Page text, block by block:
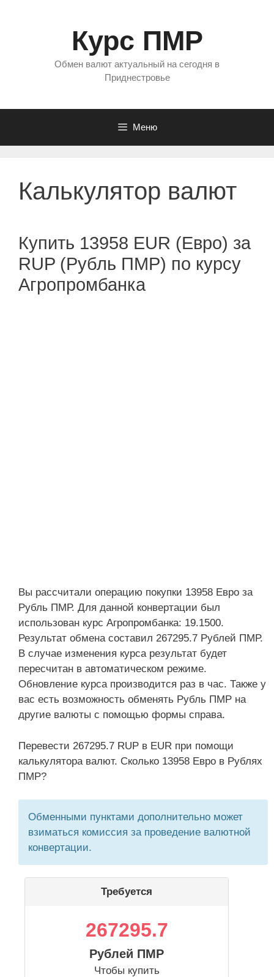
Курс ПМР
Обмен валют актуальный на сегодня в
Приднестровье
Меню
Калькулятор валют
Купить 13958 EUR (Евро) за
RUP (Рубль ПМР) по курсу
Агропромбанка
Вы рассчитали операцию покупки 13958 Евро за
Рубль ПМР. Для данной конвертации был
использован курс Агропромбанка: 19.1500.
Результат обмена составил 267295.7 Рублей ПМР.
В случае изменения курса результат будет
пересчитан в автоматическом режиме.
Обновление курса производится раз в час. Также у
вас есть возможность обменять Рубль ПМР на
другие валюты с помощью формы справа.
Перевести 267295.7 RUP в EUR при помощи
калькулятора валют. Сколько 13958 Евро в Рублях
ПМР?
Обменными пунктами дополнительно может
взиматься комиссия за проведение валютной
конвертации.
Требуется
267295.7
Рублей ПМР
Чтобы купить